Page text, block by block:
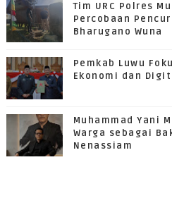
Tim URC Polres
Percobaan
Bharugano Wuna
Pemkab Luwu
Ekonomi dan
Muhammad Yani
Warga sebagai
Nenassiam